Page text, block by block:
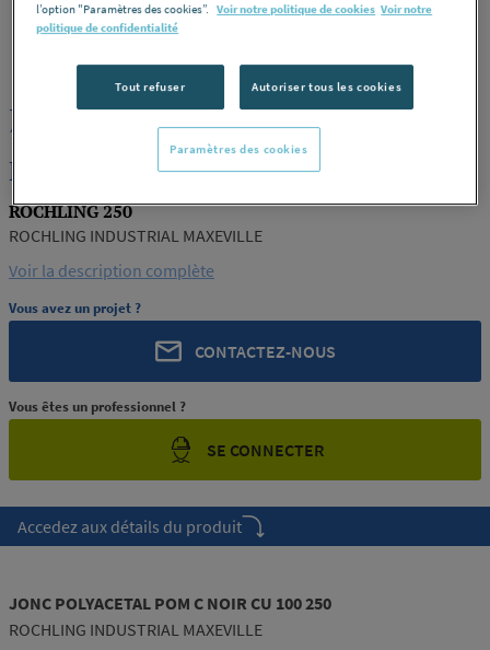
JONC POLYACETAL POM C NOIR CU
100 250 ROCHLING INDUSTRIAL
MAXEVILLE
ROCHLING 250
ROCHLING INDUSTRIAL MAXEVILLE
Voir la description complète
Vous avez un projet ?
CONTACTEZ-NOUS
Vous êtes un professionnel ?
SE CONNECTER
Accedez aux détails du produit
JONC POLYACETAL POM C NOIR CU 100 250
ROCHLING INDUSTRIAL MAXEVILLE
l’option "Paramètres des cookies”. Voir notre politique de cookies Voir notre
politique de confidentialité
Tout refuser Autoriser tous les cookies
Paramètres des cookies